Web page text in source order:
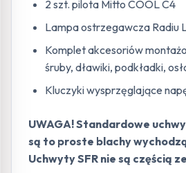
2 szt. pilota Mitto COOL C4
Lampa ostrzegawcza Radiu
Komplet akcesoriów
śruby, dławiki, podkładki,
Kluczyki wysprzęglające
UWAGA! Standardowe
są to proste blachy
Uchwyty SFR nie są częścią